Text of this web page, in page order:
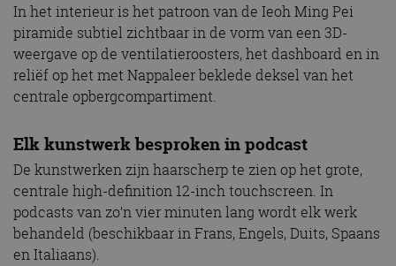
In het interieur is het patroon van de Ieoh Ming Pei
piramide subtiel zichtbaar in de vorm van een 3D-
weergave op de ventilatieroosters, het dashboard en in
reliëf op het met Nappaleer beklede deksel van het
centrale opbergcompartiment.
Elk kunstwerk besproken in podcast
De kunstwerken zijn haarscherp te zien op het grote,
centrale high-definition 12-inch touchscreen. In
podcasts van zo’n vier minuten lang wordt elk werk
behandeld (beschikbaar in Frans, Engels, Duits, Spaans
en Italiaans).